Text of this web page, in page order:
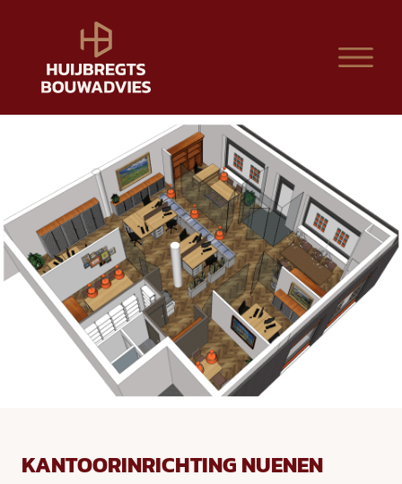
KANTOORINRICHTING NUENEN